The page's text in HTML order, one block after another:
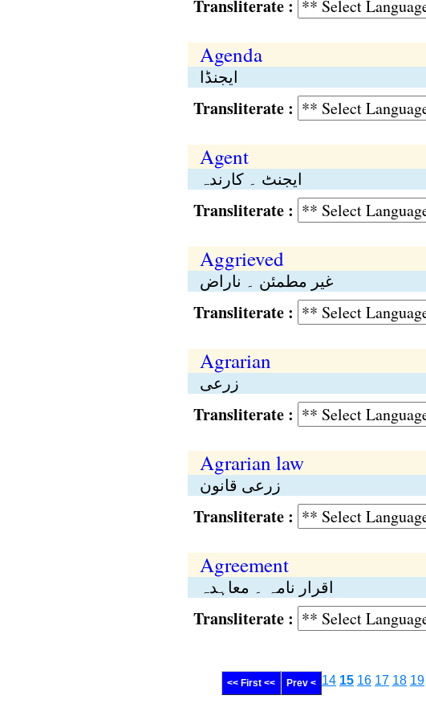
Transliterate :
Agenda
ایجنڈا
Transliterate :
Agent
ایجنٹ ۔ کارندہ
Transliterate :
Aggrieved
غیر مطمئن ۔ ناراض
Transliterate :
Agrarian
زرعی
Transliterate :
Agrarian law
زرعی قانون
Transliterate :
Agreement
اقرار نامہ ۔ معاہدہ
Transliterate :
<< First << Prev < 14 15 16 17 18 19